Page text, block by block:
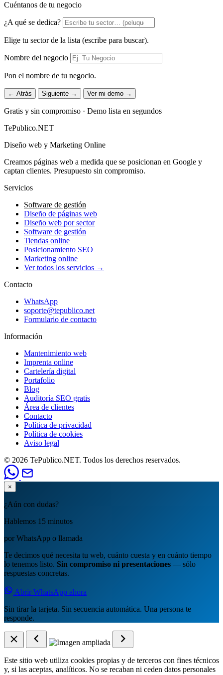
Cuéntanos de tu negocio
¿A qué se dedica?
Elige tu sector de la lista (escribe para buscar).
Nombre del negocio
Pon el nombre de tu negocio.
← Atrás Siguiente → Ver mi demo →
Gratis y sin compromiso · Demo lista en segundos
TePublico.NET
Diseño web y Marketing Online
Creamos páginas web a medida que se posicionan en Google y
captan clientes. Presupuesto sin compromiso.
Servicios
Software de gestión
Diseño de páginas web
Diseño web por sector
Software de gestión
Tiendas online
Posicionamiento SEO
Marketing online
Ver todos los servicios →
Contacto
WhatsApp
soporte@tepublico.net
Formulario de contacto
Información
Mantenimiento web
Imprenta online
Cartelería digital
Portafolio
Blog
Auditoría SEO gratis
Área de clientes
Contacto
Política de privacidad
Política de cookies
Aviso legal
© 2026 TePublico.NET. Todos los derechos reservados.
×
¿Aún con dudas?
Hablemos 15 minutos
por WhatsApp o llamada
Te decimos qué necesita tu web, cuánto cuesta y en cuánto tiempo
lo tenemos listo. Sin compromiso ni presentaciones — sólo
respuestas concretas.
Abrir WhatsApp ahora
Sin tirar la tarjeta. Sin secuencia automática. Una persona te
responde.
Este sitio web utiliza cookies propias y de terceros con fines técnicos
y, si las aceptas, analíticos. No se recaban ni ceden datos personales